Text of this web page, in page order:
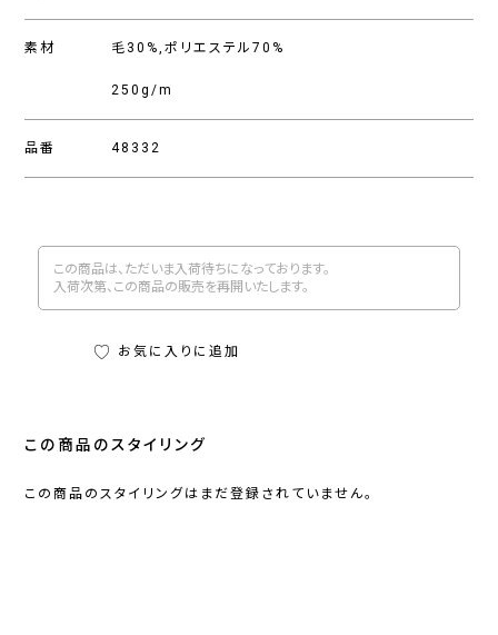
素材 毛30%,ポリエステル70%
250g/m
品番 48332
この商品は、ただいま入荷待ちになっております。
入荷次第、この商品の販売を再開いたします。
お気に入りに追加
この商品のスタイリング
この商品のスタイリングはまだ登録されていません。